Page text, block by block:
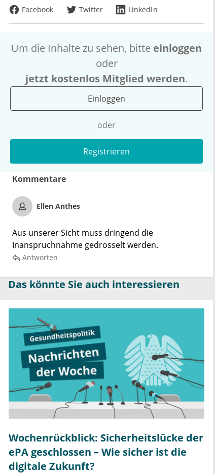
Facebook
Twitter LinkedIn
Um die Inhalte zu sehen, bitte einloggen
oder
jetzt kostenlos Mitglied werden.
Einloggen
oder
Registrieren
Kommentare
Ellen Anthes
Aus unserer Sicht muss dringend die
Inanspruchnahme gedrosselt werden.
Antworten
Das könnte Sie auch interessieren
Wochenrückblick: Sicherheitslücke der
ePA geschlossen – Wie sicher ist die
digitale Zukunft?